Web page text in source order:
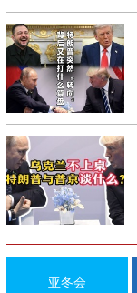
亚冬会